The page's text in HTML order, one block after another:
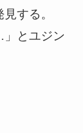
する。
とユジン